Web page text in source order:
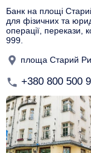
Банк на площі
для фізичних та
операції, перекази,
999.
площа Старий
+380 800 500